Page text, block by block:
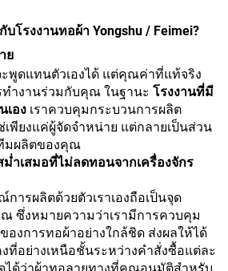
บโรงงานทอผ้า Yongshu / Feimei?
ย
พูดแทนตัวเองได้ แต่คุณค่าที่แท้จริง
ำงานร่วมกับคุณ ในฐานะ โรงงานที่มี
เอง เราควบคุมกระบวนการผลิต
เพียงแค่ผู้จัดจำหน่าย แต่กลายเป็นส่วน
มผลิตของคุณ
ำเสมอที่ไม่ลดทอนจากเครื่องจักร
การผลิตด้วยตัวเราเองถือเป็นจุด
ซึ่งหมายความว่าเรามีการควบคุม
งการทอผ้าอย่างใกล้ชิด ส่งผลให้ได้
ที่อย่างเหนือชั้นระหว่างคำสั่งซื้อแต่ละ